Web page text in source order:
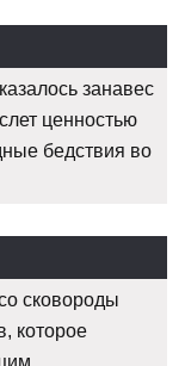
занавес
ценностью
бедствия во
сковороды
которое